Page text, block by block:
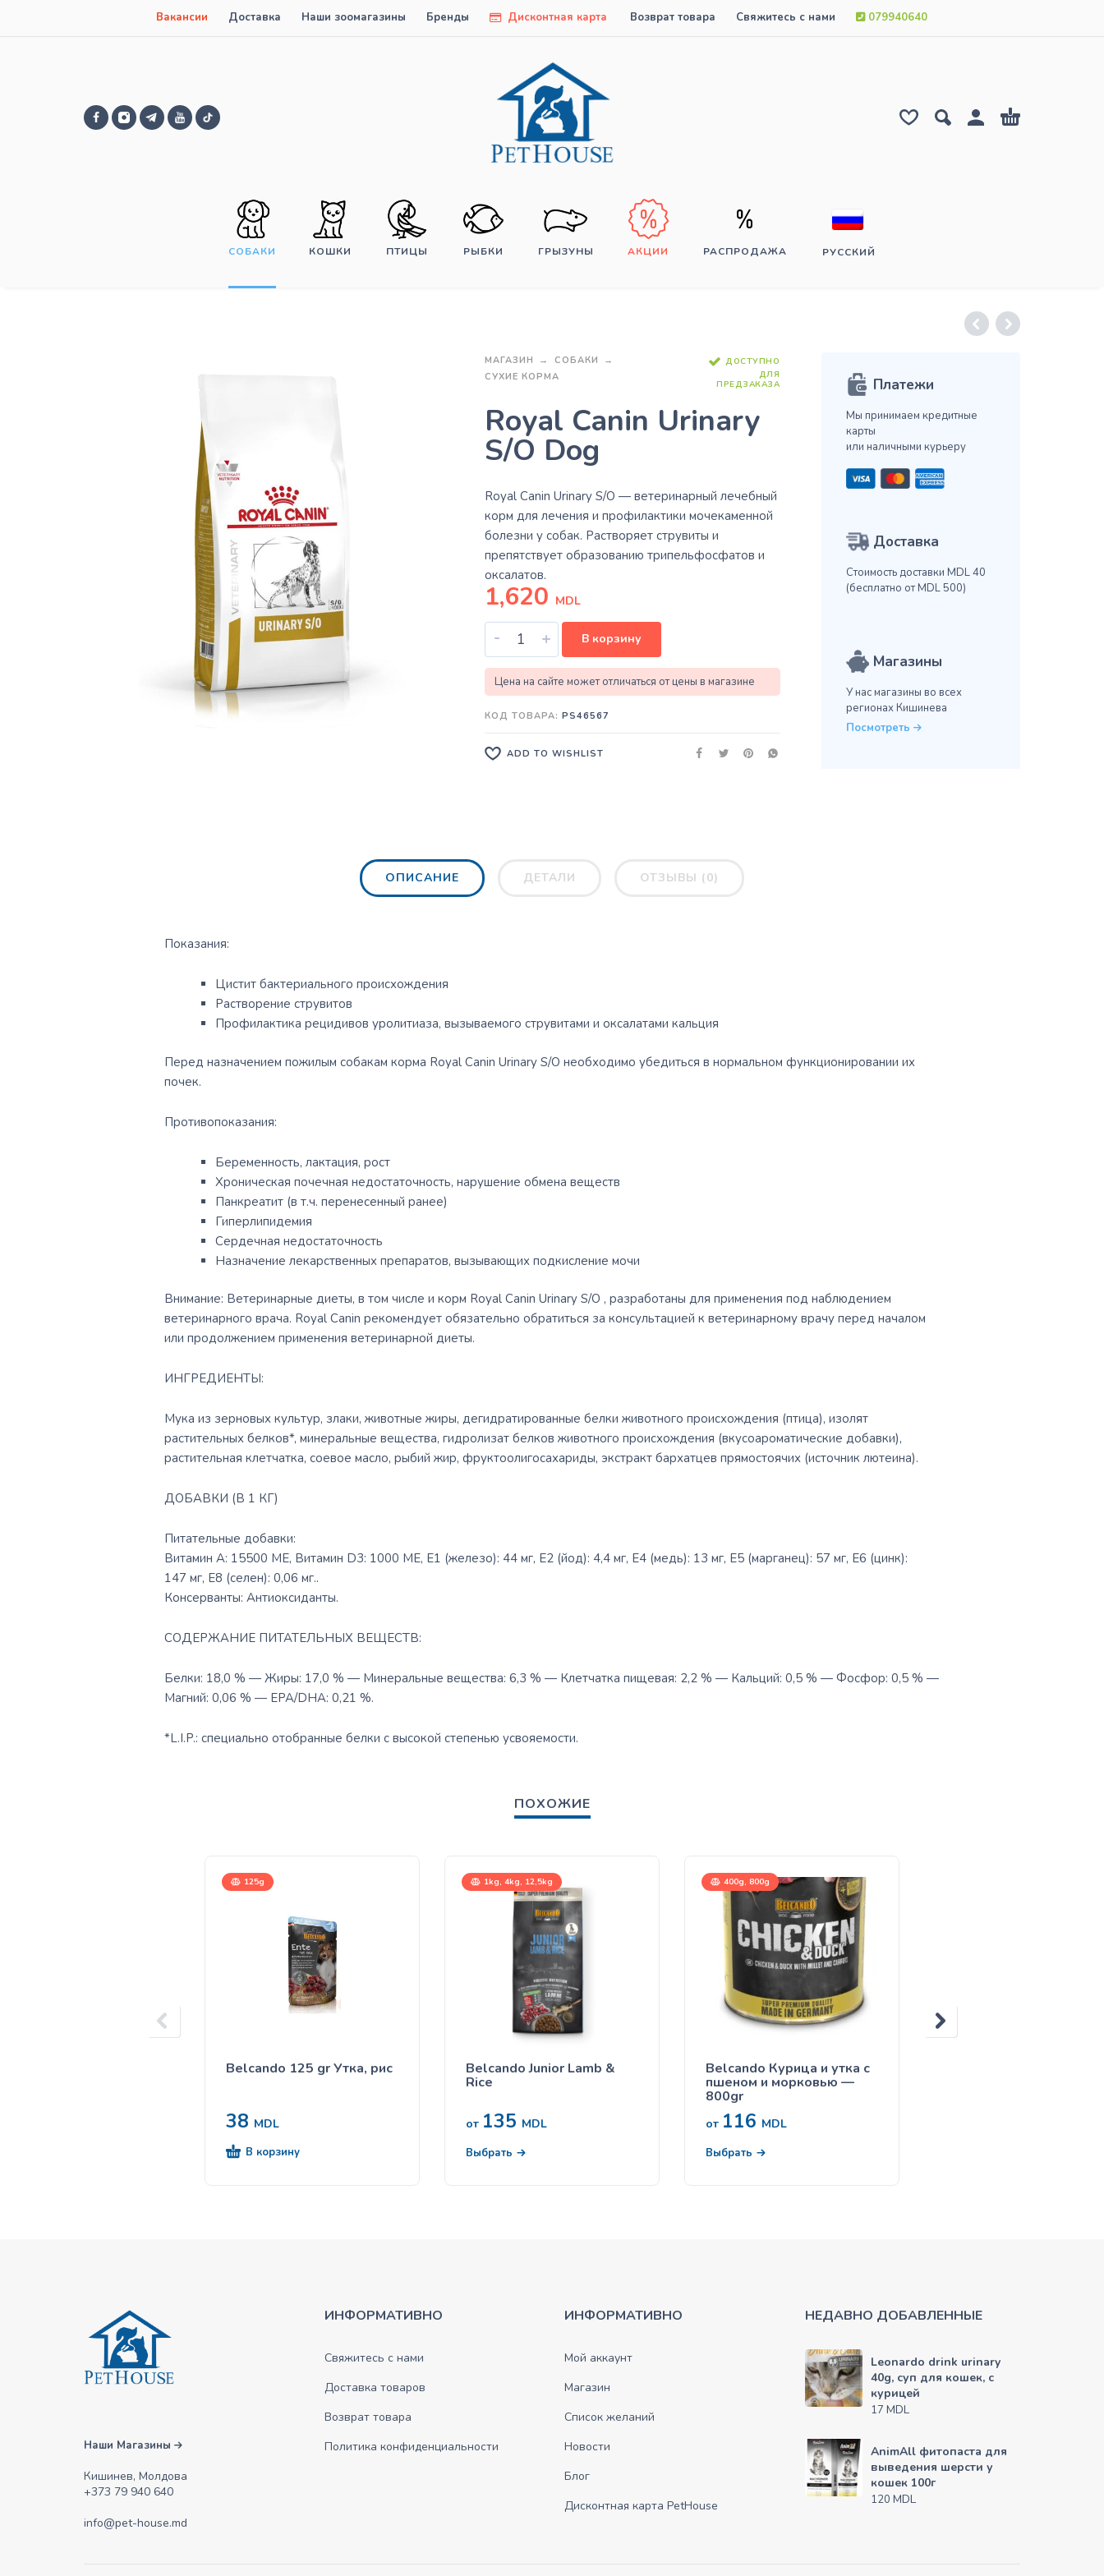
Вакансии Доставка Наши зоомагазины Бренды Дисконтная карта Возврат товара Свяжитесь с нами 079940640
СОБАКИ КОШКИ ПТИЦЫ РЫБКИ ГРЫЗУНЫ АКЦИИ РАСПРОДАЖА РУССКИЙ
МАГАЗИН
СОБАКИ
СУХИЕ КОРМА
ДОСТУПНО
ДЛЯ
ПРЕДЗАКАЗА
Royal Canin Urinary
S/O Dog
Royal Canin Urinary S/O — ветеринарный лечебный
корм для лечения и профилактики мочекаменной
болезни у собак. Растворяет струвиты и
препятствует образованию трипельфосфатов и
оксалатов.
1,620 MDL
- + В корзину
Цена на сайте может отличаться от цены в магазине
КОД ТОВАРА: PS46567
ADD TO WISHLIST
Платежи
Мы принимаем кредитные
карты
или наличными курьеру
Доставка
Стоимость доставки MDL 40
(бесплатно от MDL 500)
Магазины
У нас магазины во всех
регионах Кишинева
Посмотреть
ОПИСАНИЕ ДЕТАЛИ ОТЗЫВЫ (0)
Показания:
Цистит бактериального происхождения
Растворение струвитов
Профилактика рецидивов уролитиаза, вызываемого струвитами и оксалатами кальция
Перед назначением пожилым собакам корма Royal Canin Urinary S/O необходимо убедиться в нормальном функционировании их
почек.
Противопоказания:
Беременность, лактация, рост
Хроническая почечная недостаточность, нарушение обмена веществ
Панкреатит (в т.ч. перенесенный ранее)
Гиперлипидемия
Сердечная недостаточность
Назначение лекарственных препаратов, вызывающих подкисление мочи
Внимание: Ветеринарные диеты, в том числе и корм Royal Canin Urinary S/O , разработаны для применения под наблюдением
ветеринарного врача. Royal Canin рекомендует обязательно обратиться за консультацией к ветеринарному врачу перед началом
или продолжением применения ветеринарной диеты.
ИНГРЕДИЕНТЫ:
Мука из зерновых культур, злаки, животные жиры, дегидратированные белки животного происхождения (птица), изолят
растительных белков*, минеральные вещества, гидролизат белков животного происхождения (вкусоароматические добавки),
растительная клетчатка, соевое масло, рыбий жир, фруктоолигосахариды, экстракт бархатцев прямостоячих (источник лютеина).
ДОБАВКИ (В 1 КГ)
Питательные добавки:
Витамин А: 15500 МЕ, Витамин D3: 1000 МЕ, E1 (железо): 44 мг, E2 (йод): 4,4 мг, E4 (медь): 13 мг, E5 (марганец): 57 мг, E6 (цинк):
147 мг, E8 (селен): 0,06 мг..
Консерванты: Антиоксиданты.
СОДЕРЖАНИЕ ПИТАТЕЛЬНЫХ ВЕЩЕСТВ:
Белки: 18,0 % — Жиры: 17,0 % — Минеральные вещества: 6,3 % — Клетчатка пищевая: 2,2 % — Кальций: 0,5 % — Фосфор: 0,5 % —
Магний: 0,06 % — EPA/DHA: 0,21 %.
*L.I.P.: специально отобранные белки с высокой степенью усвояемости.
ПОХОЖИЕ
125g
Belcando 125 gr Утка, рис
38 MDL
В корзину
1kg, 4kg, 12,5kg
Belcando Junior Lamb &
Rice
от 135 MDL
Выбрать
400g, 800g
Belcando Курица и утка с
пшеном и морковью —
800gr
от 116 MDL
Выбрать
Наши Магазины
Кишинев, Молдова
+373 79 940 640
info@pet-house.md
ИНФОРМАТИВНО
Свяжитесь с нами
Доставка товаров
Возврат товара
Политика конфиденциальности
ИНФОРМАТИВНО
Мой аккаунт
Магазин
Список желаний
Новости
Блог
Дисконтная карта PetHouse
НЕДАВНО ДОБАВЛЕННЫЕ
Leonardo drink urinary
40g, суп для кошек, с
курицей
17 MDL
AnimAll фитопаста для
выведения шерсти у
кошек 100г
120 MDL